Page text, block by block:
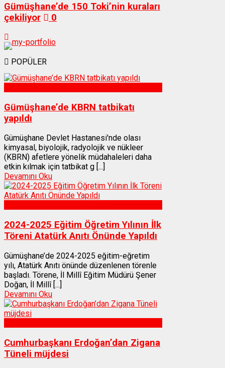
Gümüşhane’de 150 Toki’nin kuraları
çekiliyor
0
POPÜLER
Gümüşhane’de KBRN tatbikatı
yapıldı
Gümüşhane Devlet Hastanesi'nde olası
kimyasal, biyolojik, radyolojik ve nükleer
(KBRN) afetlere yönelik müdahaleleri daha
etkin kılmak için tatbikat g [...]
Devamını Oku
2024-2025 Eğitim Öğretim Yılının İlk
Töreni Atatürk Anıtı Önünde Yapıldı
Gümüşhane’de 2024-2025 eğitim-eğretim
yılı, Atatürk Anıtı önünde düzenlenen törenle
başladı. Törene, İl Millî Eğitim Müdürü Şener
Doğan, İl Millî [...]
Devamını Oku
Cumhurbaşkanı Erdoğan’dan Zigana
Tüneli müjdesi